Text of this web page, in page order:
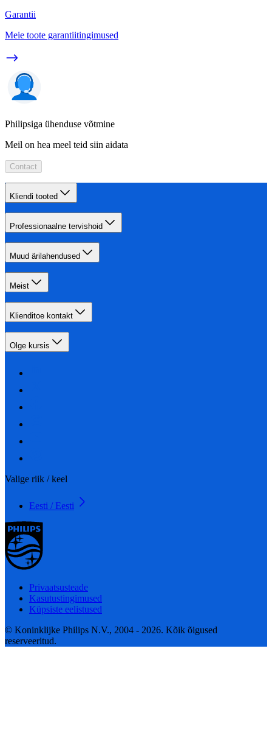
Garantii
Meie toote garantiitingimused
Philipsiga ühenduse võtmine
Meil on hea meel teid siin aidata
Contact
Kliendi tooted
Professionaalne tervishoid
Muud ärilahendused
Meist
Klienditoe kontakt
Olge kursis
Valige riik / keel
Eesti / Eesti
Privaatsusteade
Kasutustingimused
Küpsiste eelistused
© Koninklijke Philips N.V., 2004 - 2026. Kõik õigused
reserveeritud.